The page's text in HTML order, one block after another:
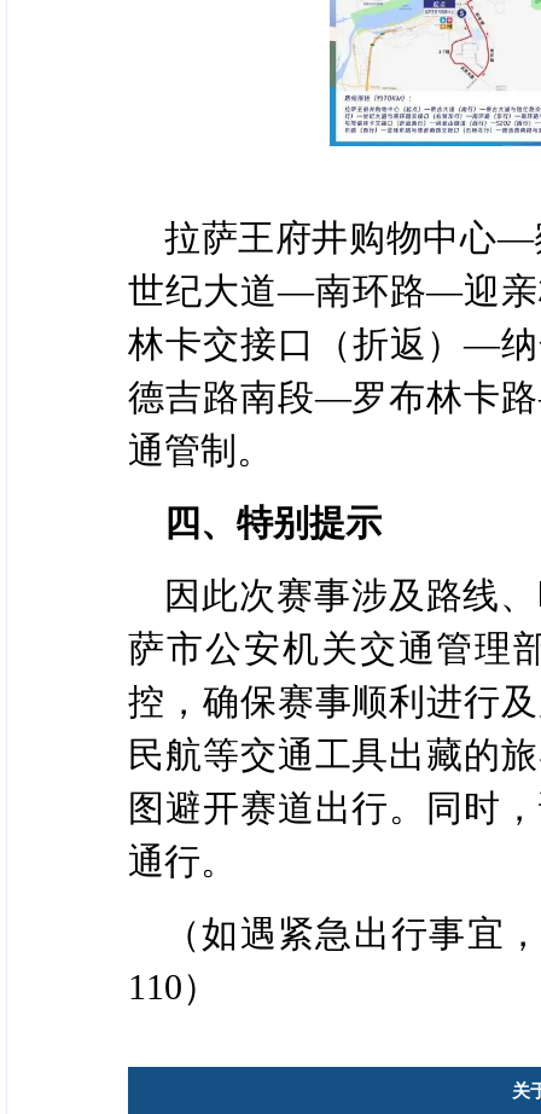
拉萨王府井购物中
世纪大道—南环路—迎
林卡交接口（折返）—
德吉路南段—罗布林卡
通管制。
四、特别提示
因此次赛事涉及路线
萨市公安机关交通管理
控，确保赛事顺利进行
民航等交通工具出藏的
图避开赛道出行。同时
通行。
（如遇紧急出行事宜
110）
关